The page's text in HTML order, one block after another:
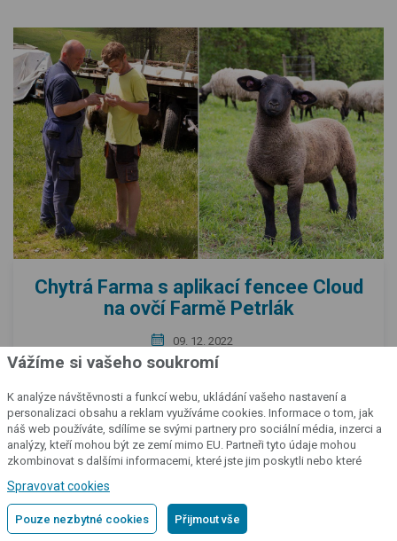
Zpět nahoru
Chytrá Farma s aplikací fencee Cloud
na ovčí Farmě Petrlák
09. 12. 2022
Případové studie Chytré Farmy fencee Cloud
Tentokrát jsme zavítali do menšího ovčína nacházející se v
Orlickém Podhůří na kraji vesnice Říčky. Povídali jsme si s
majitelem panem Vlastimilem Petrlákem a jeho synem
Jakubem abychom zjistili, jak jsou spokojeni se systémem
Chytré Farmy po téměř dvouletém používání.
ČÍST VÍCE
Vážíme si vašeho soukromí
K analýze návštěvnosti a funkcí webu, ukládání vašeho nastavení a
personalizaci obsahu a reklam využíváme cookies. Informace o tom, jak
náš web používáte, sdílíme se svými partnery pro sociální média, inzerci a
analýzy, kteří mohou být ze zemí mimo EU. Partneři tyto údaje mohou
zkombinovat s dalšími informacemi, které jste jim poskytli nebo které
Spravovat cookies
Pouze nezbytné cookies Přijmout vše